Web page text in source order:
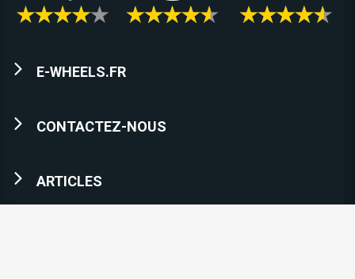
E-WHEELS.FR
CONTACTEZ-NOUS
ARTICLES